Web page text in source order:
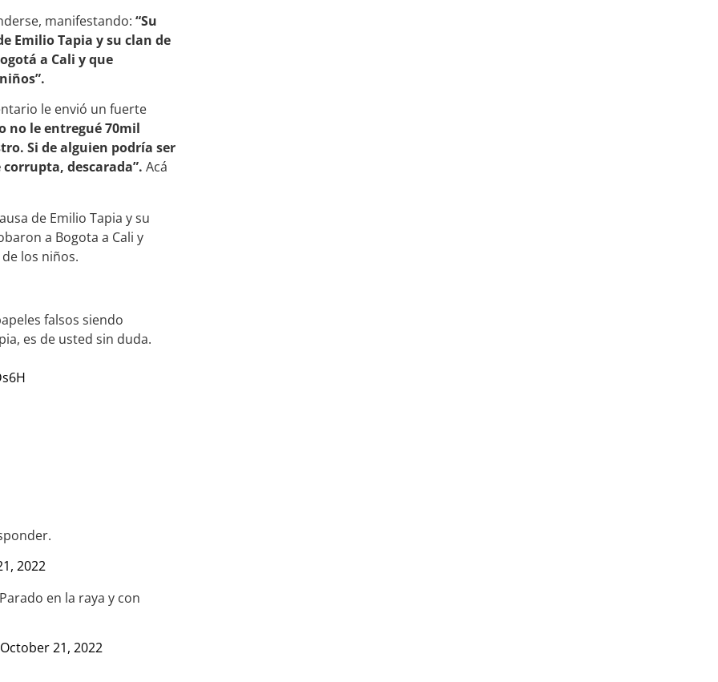
manifestando: “Su
Emilio Tapia y su clan de
a Cali y que
le envió un fuerte
no le entregué 70mil
Si de alguien podría ser
descarada”. Acá
de Emilio Tapia y su
a Bogota a Cali y
los niños.
falsos siendo
es de usted sin duda.
2022
en la raya y con
October 21, 2022